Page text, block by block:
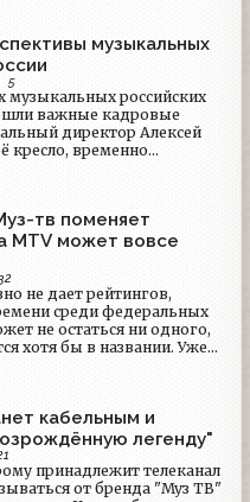
приготовиться к
по миру
детства…
с «Альфа-групп» о
консорциуму
музыкальных
5
музыкальных российских
важные кадровые
директор Алексей
кресло, временно
новую должность
телеканала «2х2».
перспективе
MTV к своим
тв поменяет
MTV может вовсе
32
не дает рейтингов,
среди федеральных
не остаться ни одного,
хотя бы в названии. Уже
— "Ю". А в будущем году
может исчезнуть
кабельным и
легенду"
принадлежит телеканал
от бренда "Муз ТВ"